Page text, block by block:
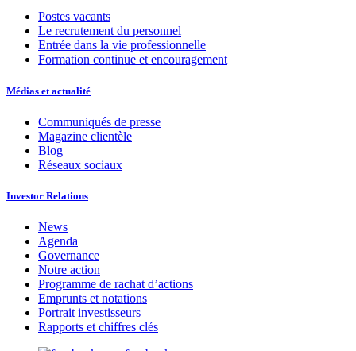
Postes vacants
Le recrutement du personnel
Entrée dans la vie professionnelle
Formation continue et encouragement
Médias et actualité
Communiqués de presse
Magazine clientèle
Blog
Réseaux sociaux
Investor Relations
News
Agenda
Governance
Notre action
Programme de rachat d’actions
Emprunts et notations
Portrait investisseurs
Rapports et chiffres clés